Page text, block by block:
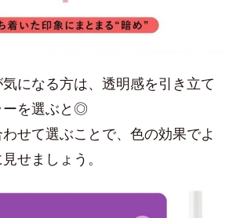
になる方は、透明感を引き立て
ーを選ぶと◎
せて選ぶことで、色の効果でよ
せましょう。